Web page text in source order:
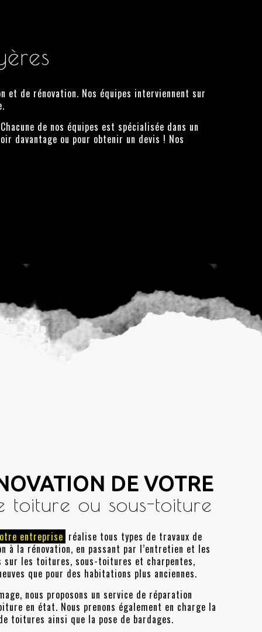
de rénovation. Nos équipes interviennent sur
de nos équipes est spécialisée dans un
davantage ou pour obtenir un devis ! Nos
DE VOTRE
toiture ou sous-toiture
entreprise réalise tous types de travaux de
à la rénovation, en passant par l’entretien et les
sur les toitures, sous-toitures et charpentes,
que pour des habitations plus anciennes.
nous proposons un service de réparation
en état. Nous prenons également en charge la
toitures ainsi que la pose de bardages.